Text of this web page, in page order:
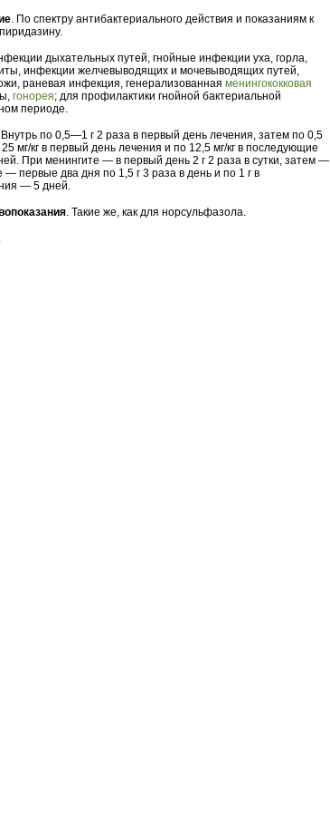
. По спектру антибактериального действия и показаниям к
дыхательных путей, гнойные инфекции уха, горла,
инфекции желчевыводящих и мочевыводящих путей,
раневая инфекция, генерализованная менингококковая
гонорея; для профилактики гнойной бактериальной
периоде.
Внутрь по 0,5—1 г 2 раза в первый день лечения, затем по 0,5
мг/кг в первый день лечения и по 12,5 мг/кг в последующие
При менингите — в первый день 2 г 2 раза в сутки, затем —
— первые два дня по 1,5 г 3 раза в день и по 1 г в
— 5 дней.
. Такие же, как для норсульфазола.